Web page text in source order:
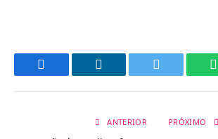
ANTERIOR PRÓXIMO